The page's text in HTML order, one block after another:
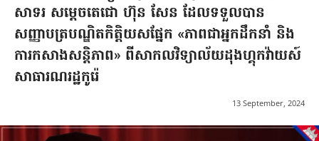
សាទរ សម្តេចតេជោ ហ៊ុន សែន ដែលទទួលបាន
សញ្ញាបត្របណ្ឌិតកិត្តិយសផ្នែក «ភាពជាអ្នកដឹកនាំ និង
ការកសាងសន្តិភាព» ពីសាកលវិទ្យាល័យដុងហ្គុកវ៉ាយស៍
សាធារណរដ្ឋកូរ៉េ
13 September, 2024